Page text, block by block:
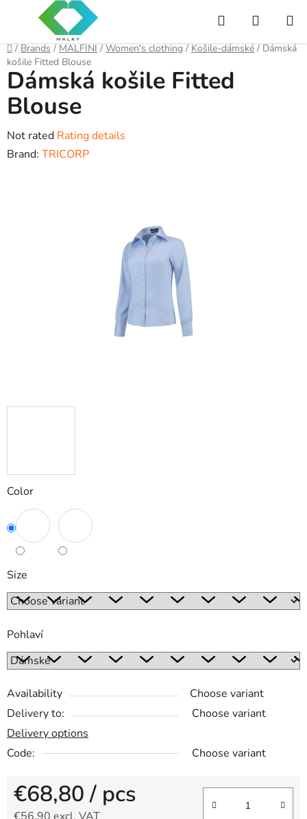
Search
CART
Home
/ Brands / MALFINI / Women's clothing / Košile-dámské / Dámská
košile Fitted Blouse
Color
Size
Pohlaví
Availability
Choose variant
Delivery to:
Choose variant
Delivery options
Code:
Choose variant
€68,80/ pcs
Dámská košile Fitted
Blouse
The
average
Not rated Rating details
Brand: TRICORP